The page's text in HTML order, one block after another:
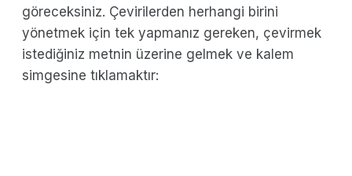
göreceksiniz. Çevirilerden herhangi birini
yönetmek için tek yapmanız gereken, çevirmek
istediğiniz metnin üzerine gelmek ve kalem
simgesine tıklamaktır: